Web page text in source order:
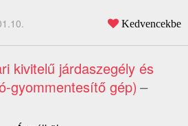
Kedvencekbe
kivitelű járdaszegély és
gyommentesítő gép) –